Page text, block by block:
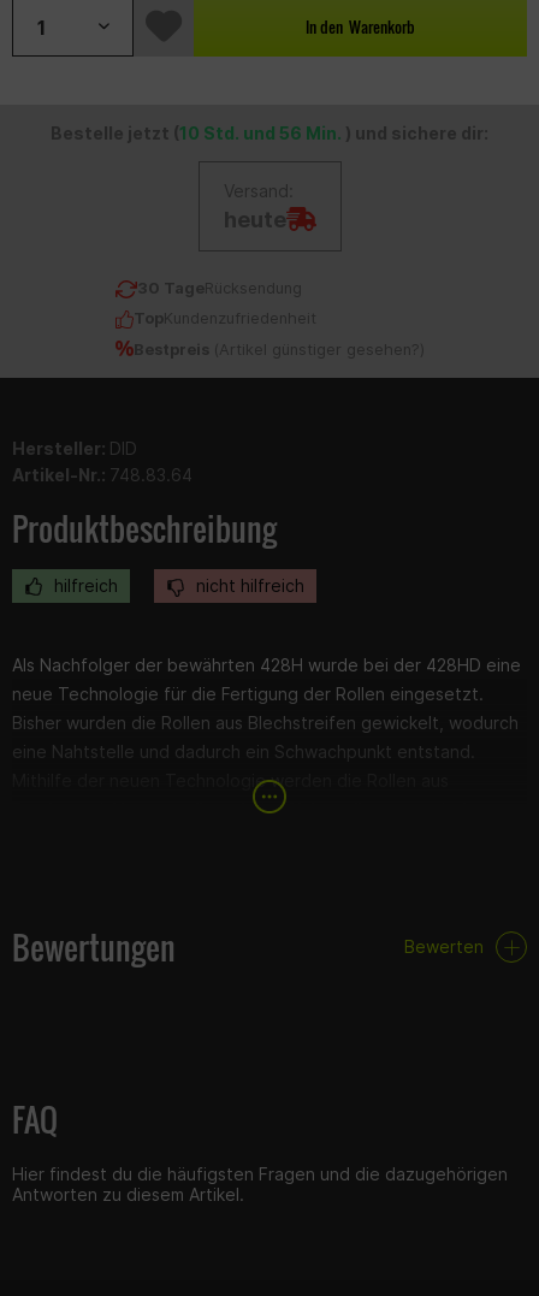
In den Warenkorb
Bestelle jetzt (10 Std. und 56 Min. ) und sichere dir:
Versand:
heute
30 TageRücksendung
TopKundenzufriedenheit
Bestpreis ( Artikel günstiger gesehen? )
Hersteller: DID
Artikel-Nr.: 748.83.64
Produktbeschreibung
hilfreich nicht hilfreich
Als Nachfolger der bewährten 428H wurde bei der 428HD eine
neue Technologie für die Fertigung der Rollen eingesetzt.
Bisher wurden die Rollen aus Blechstreifen gewickelt, wodurch
eine Nahtstelle und dadurch ein Schwachpunkt entstand.
Mithilfe der neuen Technologie werden die Rollen aus
Rundmaterial hergestellt und eine Nahtstelle so vermieden.
Verstärkung: Standard
Ausführung: offen
Laufleistungsindex: x150
Bewertungen Bewerten
FAQ
Hier findest du die häufigsten Fragen und die dazugehörigen
Antworten zu diesem Artikel.